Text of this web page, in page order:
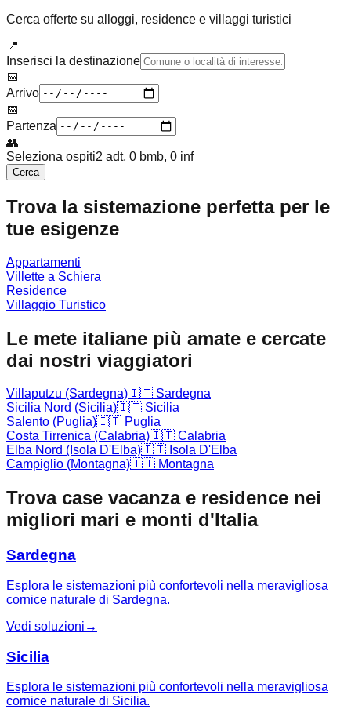
Cerca offerte su alloggi, residence e villaggi turistici
📍
Inserisci la destinazione
📅
Arrivo
📅
Partenza
👥
Seleziona ospiti2 adt, 0 bmb, 0 inf
Cerca
Trova la sistemazione perfetta per le
tue esigenze
Appartamenti
Villette a Schiera
Residence
Villaggio Turistico
Le mete italiane più amate e cercate
dai nostri viaggiatori
Villaputzu (Sardegna)🇮🇹 Sardegna
Sicilia Nord (Sicilia)🇮🇹 Sicilia
Salento (Puglia)🇮🇹 Puglia
Costa Tirrenica (Calabria)🇮🇹 Calabria
Elba Nord (Isola D'Elba)🇮🇹 Isola D'Elba
Campiglio (Montagna)🇮🇹 Montagna
Trova case vacanza e residence nei
migliori mari e monti d'Italia
Sardegna
Esplora le sistemazioni più confortevoli nella meravigliosa
cornice naturale di Sardegna.
Vedi soluzioni →
Sicilia
Esplora le sistemazioni più confortevoli nella meravigliosa
cornice naturale di Sicilia.